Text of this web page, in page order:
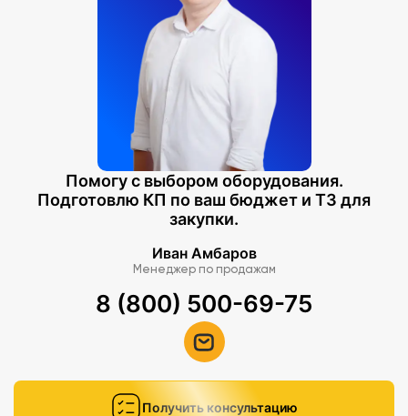
Помогу с выбором оборудования.
Подготовлю КП по ваш бюджет и ТЗ для
закупки.
Иван Амбаров
Менеджер по продажам
8 (800) 500-69-75
Получить консультацию